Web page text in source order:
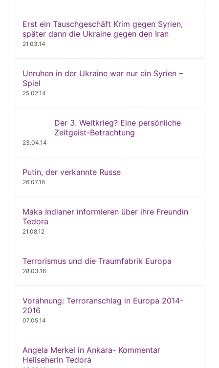
Erst ein Tauschgeschäft Krim gegen Syrien,
später dann die Ukraine gegen den Iran
21.03.14
Unruhen in der Ukraine war nur ein Syrien –
Spiel
25.02.14
Der 3. Weltkrieg? Eine persönliche
Zeitgeist-Betrachtung
23.04.14
Putin, der verkannte Russe
26.07.16
Maka Indianer informieren über ihre Freundin
Tedora
21.08.12
Terrorismus und die Traumfabrik Europa
28.03.16
Vorahnung: Terroranschlag in Europa 2014-
2016
07.05.14
Angela Merkel in Ankara- Kommentar
Hellseherin Tedora